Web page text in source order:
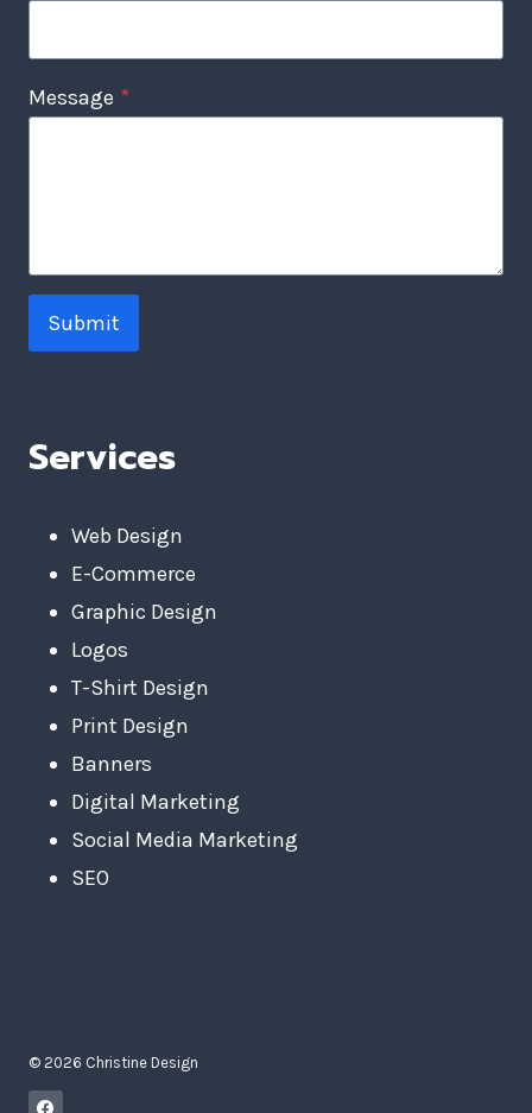
Message *
Submit
Services
Web Design
E-Commerce
Graphic Design
Logos
T-Shirt Design
Print Design
Banners
Digital Marketing
Social Media Marketing
SEO
© 2026 Christine Design